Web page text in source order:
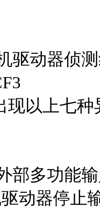
动器侦测
以上七种
多功能输
动器停止